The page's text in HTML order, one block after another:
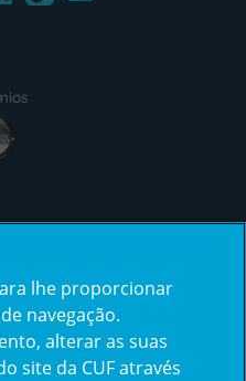
lhe proporcionar
navegação.
alterar as suas
site da CUF através